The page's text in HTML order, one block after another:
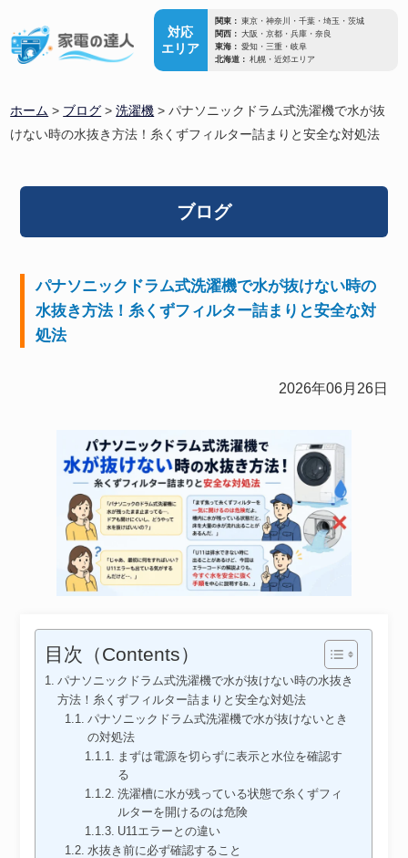
対応
エリア
関東： 東京・神奈川・千葉・埼玉・茨城
関西： 大阪・京都・兵庫・奈良
東海： 愛知・三重・岐阜
北海道： 札幌・近郊エリア
ホーム > ブログ >洗濯機 >パナソニックドラム式洗濯機で水が抜
けない時の水抜き方法！糸くずフィルター詰まりと安全な対処法
ブログ
パナソニックドラム式洗濯機で水が抜けない時の
水抜き方法！糸くずフィルター詰まりと安全な対
処法
2026年06月26日
目次（Contents）
パナソニックドラム式洗濯機で水が抜けない時の水抜き
方法！糸くずフィルター詰まりと安全な対処法
パナソニックドラム式洗濯機で水が抜けないとき
の対処法
まずは電源を切らずに表示と水位を確認す
る
洗濯槽に水が残っている状態で糸くずフィ
ルターを開けるのは危険
U11エラーとの違い
水抜き前に必ず確認すること